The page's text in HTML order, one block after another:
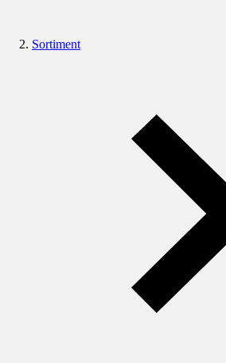
Sortiment